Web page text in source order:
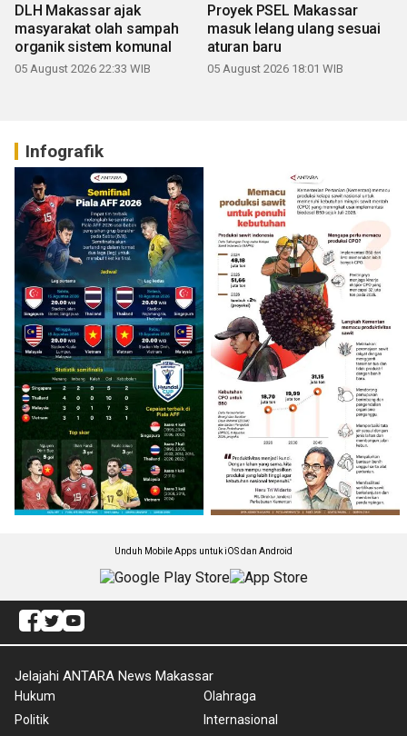
DLH Makassar ajak
masyarakat olah sampah
organik sistem komunal
05 August 2026 22:33 WIB
Proyek PSEL Makassar
masuk lelang ulang sesuai
aturan baru
05 August 2026 18:01 WIB
Infografik
Unduh Mobile Apps untuk iOS dan Android
Jelajahi ANTARA News Makassar
Hukum
Politik
Olahraga
Internasional